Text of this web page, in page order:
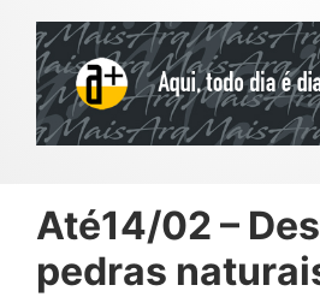
Até14/02 –
pedras